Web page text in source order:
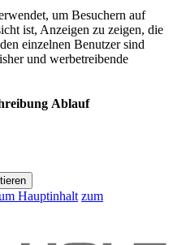
um Besuchern auf
ist, Anzeigen zu zeigen, die
einzelnen Benutzer sind
und werbetreibende
Ablauf
Hauptinhalt zum